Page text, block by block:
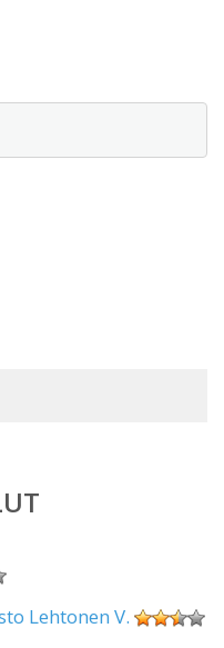
Lehtonen V.